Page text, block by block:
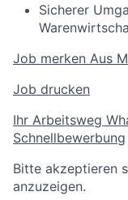
Sicherer
Job merken Aus
Job drucken
Ihr Arbeitsweg
Schnellbewerbung
Bitte akzeptieren
anzuzeigen.